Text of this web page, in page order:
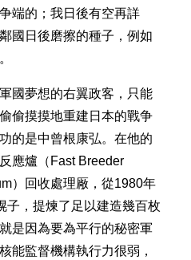
端的；我日後有空再詳
國日後磨擦的種子，例如
國夢想的右翼政客，只能
偷摸摸地重建日本的戰争
的是中曾根康弘。在他的
應爐（Fast Breeder
）回收處理厰，從1980年
子，提煉了足以建造幾百枚
是因為要為平行的秘密軍
能監督機構執行力很弱，